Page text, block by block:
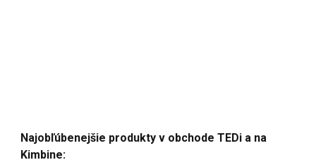
Najobľúbenejšie produkty v obchode TEDi a na
Kimbine: